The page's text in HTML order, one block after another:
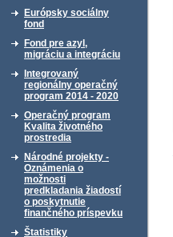
Európsky sociálny
fond
Fond pre azyl,
migráciu a integráciu
Integrovaný
regionálny operačný
program 2014 - 2020
Operačný program
Kvalita životného
prostredia
Národné projekty -
Oznámenia o
možnosti
predkladania žiadostí
o poskytnutie
finančného príspevku
Štatistiky